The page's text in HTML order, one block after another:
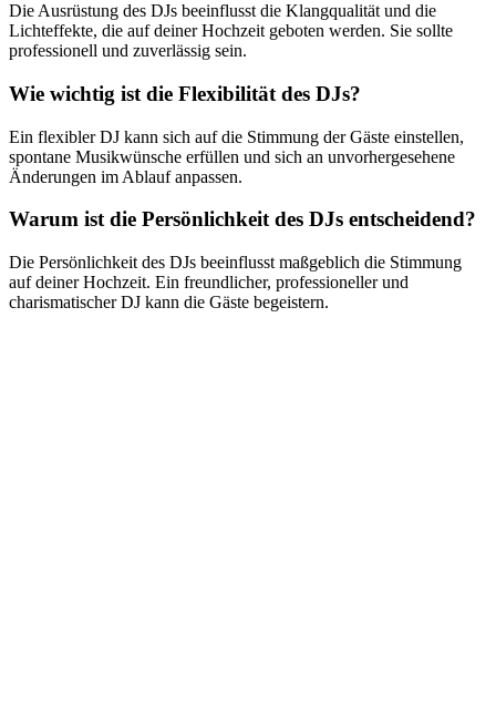
Die Ausrüstung des DJs beeinflusst die Klangqualität und die
Lichteffekte, die auf deiner Hochzeit geboten werden. Sie sollte
professionell und zuverlässig sein.
Wie wichtig ist die Flexibilität des DJs?
Ein flexibler DJ kann sich auf die Stimmung der Gäste einstellen,
spontane Musikwünsche erfüllen und sich an unvorhergesehene
Änderungen im Ablauf anpassen.
Warum ist die Persönlichkeit des DJs entscheidend?
Die Persönlichkeit des DJs beeinflusst maßgeblich die Stimmung
auf deiner Hochzeit. Ein freundlicher, professioneller und
charismatischer DJ kann die Gäste begeistern.